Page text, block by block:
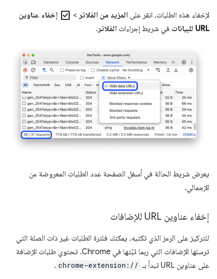
لإخفاء هذه الطلبات، انقر على المزيد من الفلاتر >
check_box إخفاء عناوين
URL للبيانات
في شريط إجراءات الفلاتر .
يعرض شريط الحالة في أسفل الصفحة عدد الطلبات المعروضة من
الإجمالي.
إخفاء عناوين URL للإضافات
للتركيز على الرمز الذي تكتبه، يمكنك فلترة الطلبات غير ذات الصلة التي
ترسلها الإضافات التي ربما ثبّتها في Chrome. تحتوي طلبات الإضافة
على عناوين URL تبدأ بـ
chrome-extension://
.